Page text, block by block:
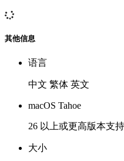
其他信息
语言
中文 繁体 英文
macOS Tahoe
26 以上或更高版本支
大小